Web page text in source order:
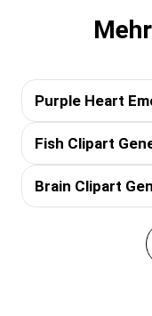
Purple Heart
Fish Clipart
Brain Clipart